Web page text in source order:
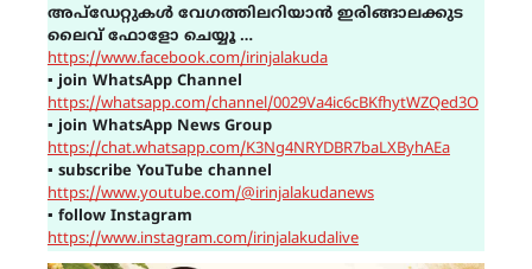
അപ്ഡേറ്റുകൾ വേഗത്തിലറിയാൻ ഇരിങ്ങാലക്കുട
ലൈവ് ഫോളോ ചെയ്യൂ …
https://www.facebook.com/irinjalakuda
▪ join WhatsApp Channel
https://whatsapp.com/channel/0029Va4ic6cBKfhytWZQed3O
▪ join WhatsApp News Group
https://chat.whatsapp.com/K3Ng4NRYDBR7baLXByhAEa
▪ subscribe YouTube channel
https://www.youtube.com/@irinjalakudanews
▪ follow Instagram
https://www.instagram.com/irinjalakudalive